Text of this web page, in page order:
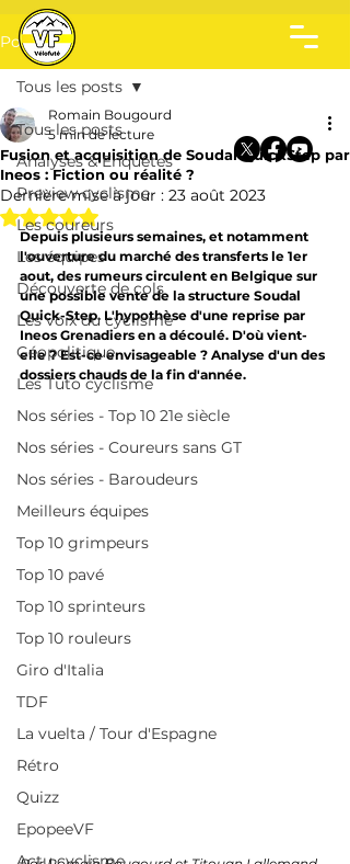
Post
Tous les posts
Analyses & Enquêtes
Preview cyclisme
Les coureurs
Les équipes
Découverte de cols
Les voix du cyclisme
Géopolitique
Les Tuto cyclisme
Nos séries - Top 10 21e siècle
Nos séries - Coureurs sans GT
Nos séries - Baroudeurs
Meilleurs équipes
Top 10 grimpeurs
Top 10 pavé
Top 10 sprinteurs
Top 10 rouleurs
Giro d'Italia
TDF
La vuelta / Tour d'Espagne
Rétro
Quizz
EpopeeVF
Tous les posts
Fusion et acquisition de Soudal QuickStep par
Ineos : Fiction ou réalité ?
Romain Bougourd
5 min de lecture
Dernière mise à jour : 23 août 2023
Noté NaN étoiles sur 5.
Depuis plusieurs semaines, et notamment
l'ouverture du marché des transferts le 1er
aout, des rumeurs circulent en Belgique sur
une possible vente de la structure Soudal
Quick-Step. L'hypothèse d'une reprise par
Ineos Grenadiers en a découlé. D'où vient-
elle ? Est-ce envisageable ? Analyse d'un des
dossiers chauds de la fin d'année.